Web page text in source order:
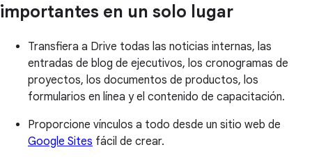
importantes en un solo lugar
Transfiera a Drive todas las noticias internas, las
entradas de blog de ejecutivos, los cronogramas de
proyectos, los documentos de productos, los
formularios en línea y el contenido de capacitación.
Proporcione vínculos a todo desde un sitio web de
Google Sites fácil de crear.